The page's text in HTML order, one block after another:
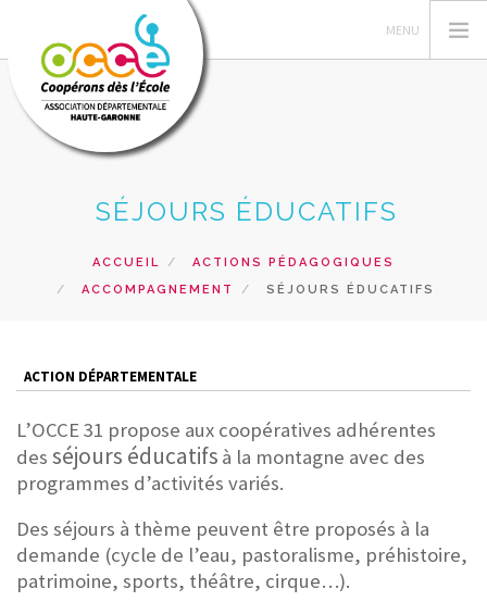
GERER SA COOPERATIVE
ACTIONS PÉDAGOGIQUES
RESSOURCES PEDAGOGIQUES
PRETS ET SERVICES
CONTACT
SÉJOURS ÉDUCATIFS
ACCUEIL
ACTIONS PÉDAGOGIQUES
ACCOMPAGNEMENT
SÉJOURS ÉDUCATIFS
ACTION DÉPARTEMENTALE
L’OCCE 31 propose aux coopératives adhérentes
des séjours éducatifs à la montagne avec des
programmes d’activités variés.
Des séjours à thème peuvent être proposés à la
demande (cycle de l’eau, pastoralisme, préhistoire,
patrimoine, sports, théâtre, cirque…).